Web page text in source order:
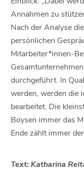
Annahmen zu
Nach der Analyse
persönlichen
Mitarbeiter*innen-
durchgeführt. In
werden, werden die
bearbeitet. Die
Boysen immer das
Ende zählt immer
Text: Katharina